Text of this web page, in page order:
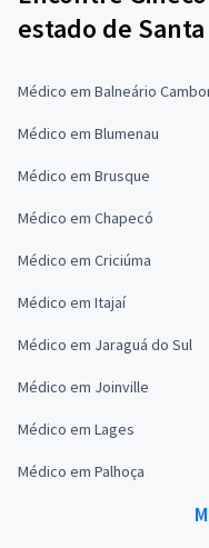
estado de
Médico em Balneário
Médico em Blumenau
Médico em Brusque
Médico em Chapecó
Médico em Criciúma
Médico em Itajaí
Médico em Jaraguá do Sul
Médico em Joinville
Médico em Lages
Médico em Palhoça